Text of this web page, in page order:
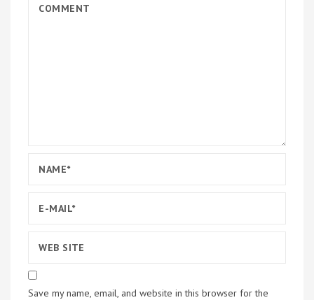
Save my name, email, and website in this browser for the